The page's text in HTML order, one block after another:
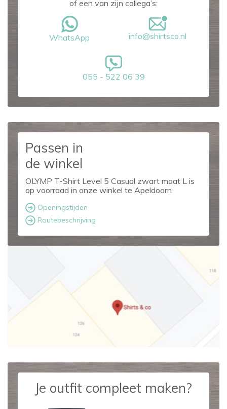
of een van zijn collega’s:
WhatsApp info@shirtsco.nl
055 - 522 06 39
Passen in
de winkel
OLYMP T-Shirt Level 5 Casual zwart maat L is
op voorraad in onze winkel te Apeldoorn
Openingstijden
Routebeschrijving
Je outfit compleet maken?